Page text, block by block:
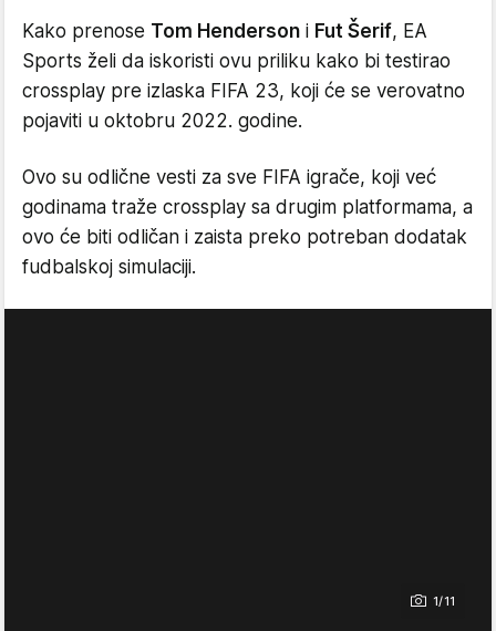
Kako prenose Tom Henderson i Fut Šerif, EA
Sports želi da iskoristi ovu priliku kako bi testirao
crossplay pre izlaska FIFA 23, koji će se verovatno
pojaviti u oktobru 2022. godine.
Ovo su odlične vesti za sve FIFA igrače, koji već
godinama traže crossplay sa drugim platformama, a
ovo će biti odličan i zaista preko potreban dodatak
fudbalskoj simulaciji.
1/11